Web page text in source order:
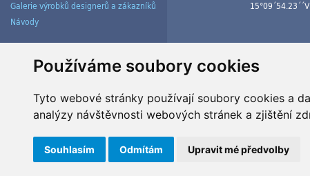
Používáme soubory cookies
Tyto webové stránky používají soubory cookies a
analýzy návštěvnosti webových stránek a zjištění
Souhlasím Odmítám Upravit mé předvolby
Galerie výrobků designerů a zákazníků
Návody
15°09´54.23´´V